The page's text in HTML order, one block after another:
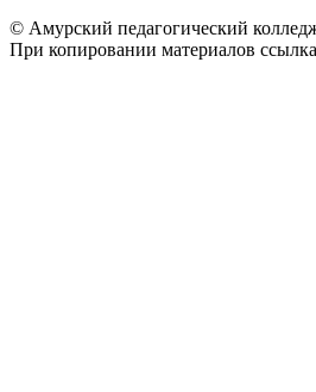
© Амурский педагогический
При копировании материалов ссылка